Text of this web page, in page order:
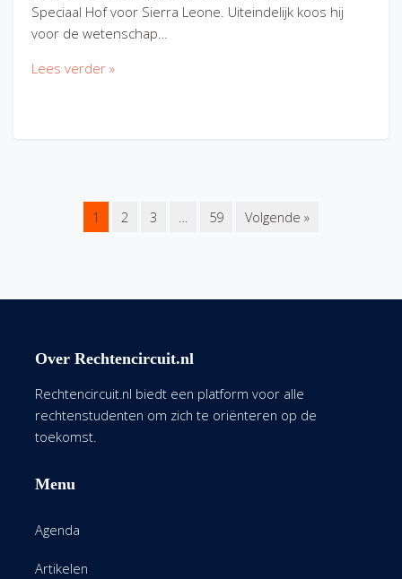
Speciaal Hof voor Sierra Leone. Uiteindelijk koos hij
voor de wetenschap…
Lees verder »
1 2 3 … 59 Volgende »
Over Rechtencircuit.nl
Rechtencircuit.nl biedt een platform voor alle
rechtenstudenten om zich te oriënteren op de
toekomst.
Menu
Agenda
Artikelen